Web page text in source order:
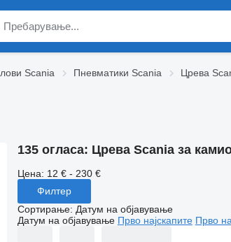
Scania Пневматики Scania Црева
135 огласа: Црева Scania за
Цена: 12 € - 230 €
Филтер
Сортирање: Датум на објавување
Датум на објавување Прво најскапите Прво